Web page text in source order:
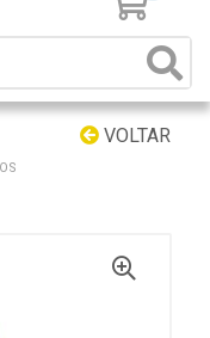
VOLTAR